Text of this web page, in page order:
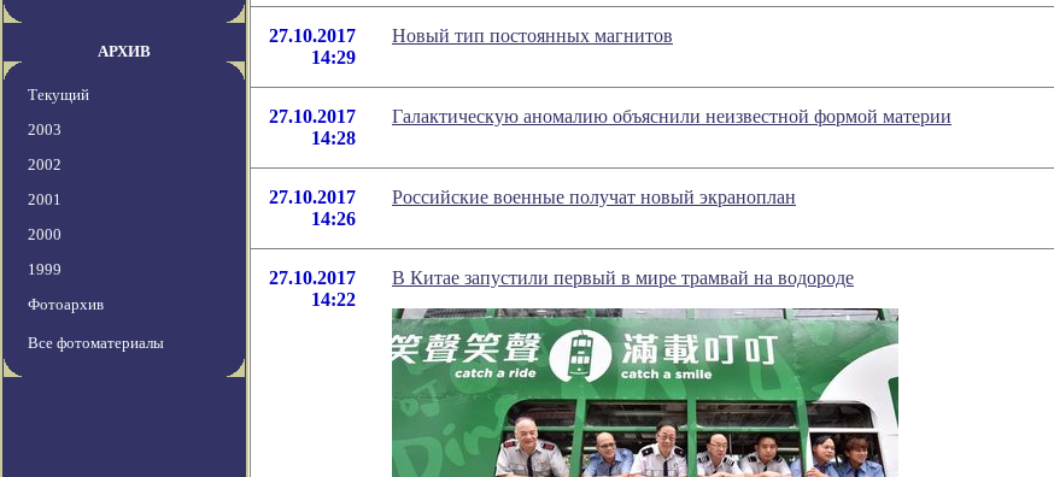
АРХИВ
Текущий
2003
2002
2001
2000
1999
Фотоархив
Все фотоматериалы
27.10.2017
14:29
Новый тип постоянных магнитов
27.10.2017
14:28
Галактическую аномалию объяснили неизвестной формой материи
27.10.2017
14:26
Российские военные получат новый экраноплан
27.10.2017
14:22
В Китае запустили первый в мире трамвай на водороде